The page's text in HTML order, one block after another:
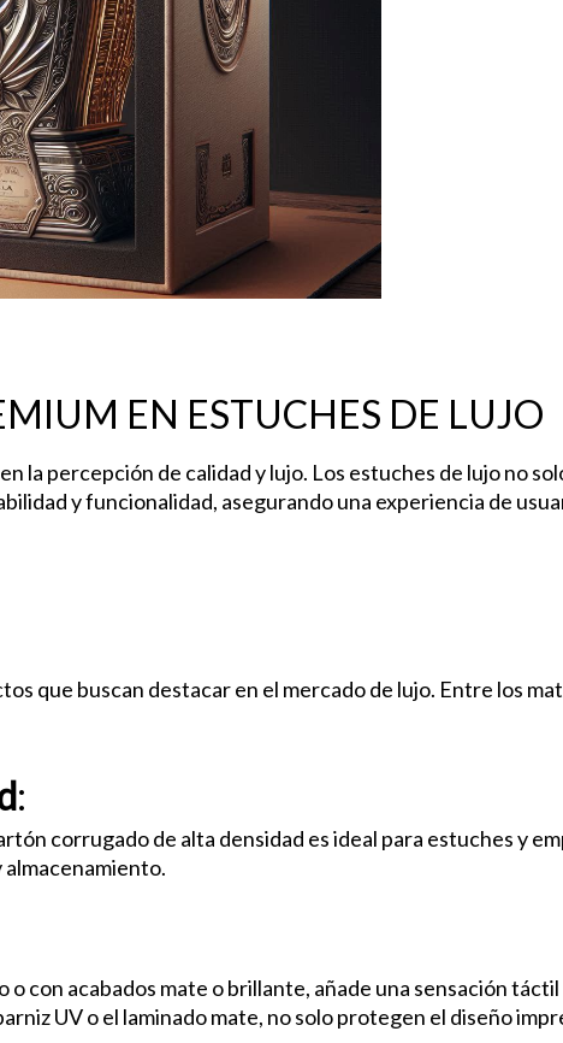
EN ESTUCHES DE LUJO
la percepción de calidad y lujo. Los estuches de lujo no
y funcionalidad, asegurando una experiencia de
que buscan destacar en el mercado de lujo. Entre los
:
corrugado de alta densidad es ideal para estuches y
con acabados mate o brillante, añade una sensación
UV o el laminado mate, no solo protegen el diseño